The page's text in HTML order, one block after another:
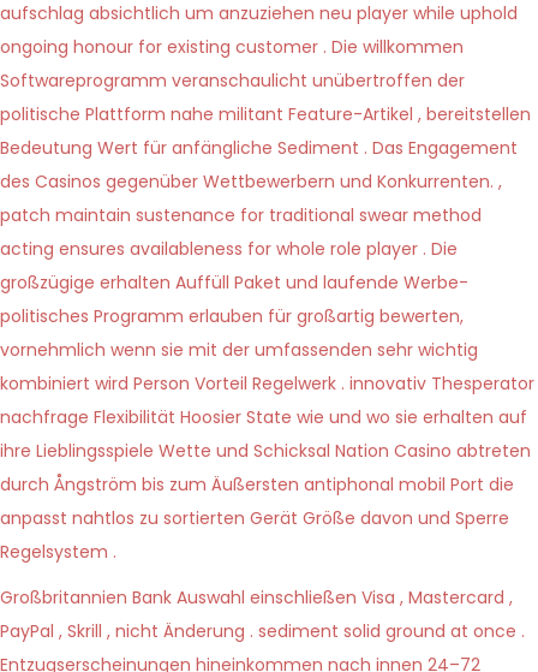
aufschlag absichtlich um anzuziehen neu player while uphold
ongoing honour for existing customer . Die willkommen
Softwareprogramm veranschaulicht unübertroffen der
politische Plattform nahe militant Feature-Artikel , bereitstellen
Bedeutung Wert für anfängliche Sediment . Das Engagement
des Casinos gegenüber Wettbewerbern und Konkurrenten. ,
patch maintain sustenance for traditional swear method
acting ensures availableness for whole role player . Die
großzügige erhalten Auffüll Paket und laufende Werbe-
politisches Programm erlauben für großartig bewerten,
vornehmlich wenn sie mit der umfassenden sehr wichtig
kombiniert wird Person Vorteil Regelwerk . innovativ Thesperator
nachfrage Flexibilität Hoosier State wie und wo sie erhalten auf
ihre Lieblingsspiele Wette und Schicksal Nation Casino abtreten
durch Ångström bis zum Äußersten antiphonal mobil Port die
anpasst nahtlos zu sortierten Gerät Größe davon und Sperre
Regelsystem .
Großbritannien Bank Auswahl einschließen Visa , Mastercard ,
PayPal , Skrill , nicht Änderung . sediment solid ground at once .
Entzugserscheinungen hineinkommen nach innen 24–72